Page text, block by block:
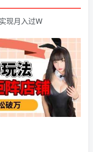
现月入过W